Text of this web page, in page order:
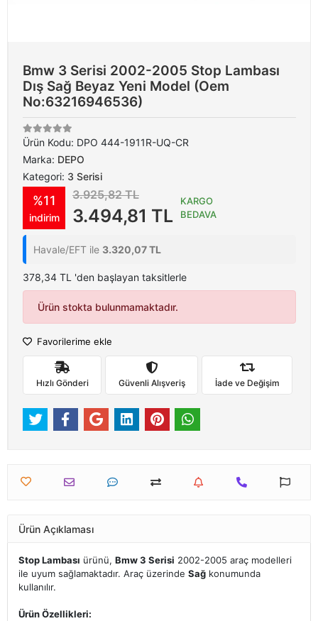
Bmw 3 Serisi 2002-2005 Stop Lambası
Dış Sağ Beyaz Yeni Model (Oem
No:63216946536)
Ürün Kodu: DPO 444-1911R-UQ-CR
Marka: DEPO
Kategori: 3 Serisi
%11
indirim
3.925,82 TL
3.494,81 TL
KARGO
BEDAVA
Havale/EFT ile 3.320,07 TL
378,34 TL 'den başlayan taksitlerle
Ürün stokta bulunmamaktadır.
Favorilerime ekle
Hızlı Gönderi Güvenli Alışveriş İade ve Değişim
Ürün Açıklaması
Stop Lambası ürünü, Bmw 3 Serisi 2002-2005 araç modelleri
ile uyum sağlamaktadır. Araç üzerinde Sağ konumunda
kullanılır.
Ürün Özellikleri: